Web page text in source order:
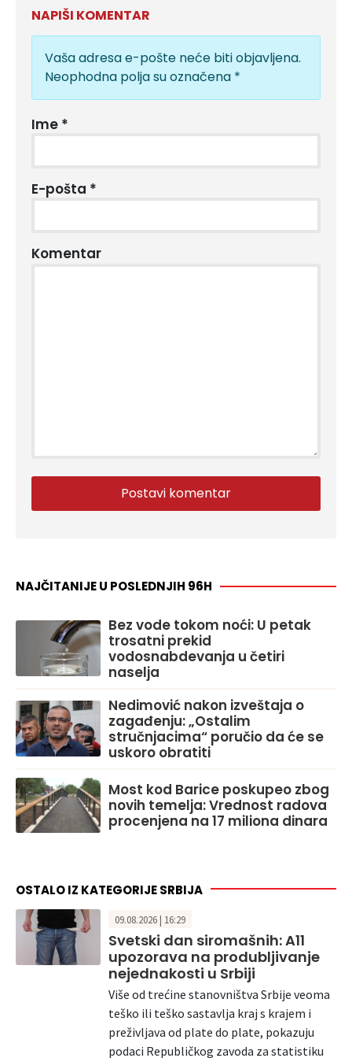
NAPIŠI KOMENTAR
Vaša adresa e-pošte neće biti objavljena.
Neophodna polja su označena *
Ime *
E-pošta *
Komentar
NAJČITANIJE U POSLEDNJIH 96H
Bez vode tokom noći: U petak
trosatni prekid
vodosnabdevanja u četiri
naselja
Nedimović nakon izveštaja o
zagađenju: „Ostalim
stručnjacima“ poručio da će se
uskoro obratiti
Most kod Barice poskupeo zbog
novih temelja: Vrednost radova
procenjena na 17 miliona dinara
OSTALO IZ KATEGORIJE SRBIJA
09.08.2026 | 16:29
Svetski dan siromašnih: A11
upozorava na produbljivanje
nejednakosti u Srbiji
Više od trećine stanovništva Srbije veoma
teško ili teško sastavlja kraj s krajem i
preživljava od plate do plate, pokazuju
podaci Republičkog zavoda za statistiku